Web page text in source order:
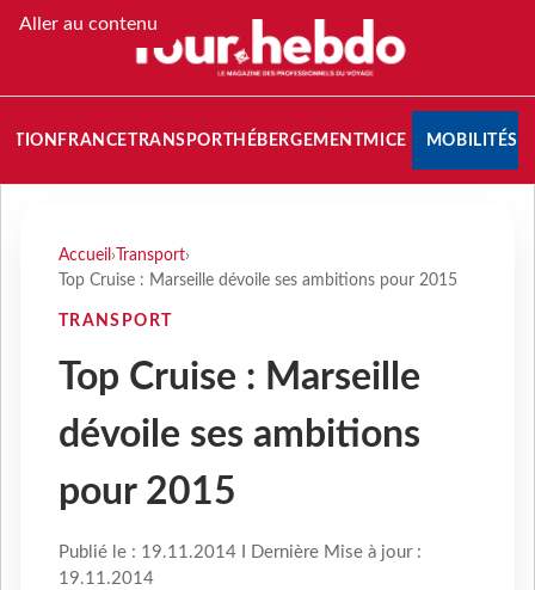
Aller au contenu
FRANCETRANSPORT HÉBERGEMENTMICE MOBILITÉS
Accueil › Transport›
Top Cruise : Marseille dévoile ses ambitions pour 2015
TRANSPORT
Top Cruise : Marseille
dévoile ses ambitions
pour 2015
Publié le : 19.11.2014 I Dernière Mise à jour :
19.11.2014